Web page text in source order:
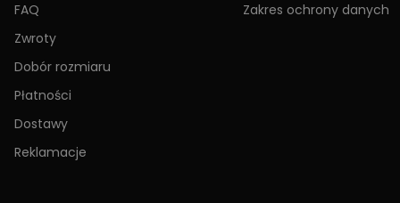
FAQ
Zwroty
Dobór rozmiaru
Płatności
Dostawy
Reklamacje
Zakres ochrony danych